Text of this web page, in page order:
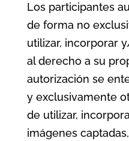
Los participantes
de forma no
utilizar, incorporar
al derecho a su
autorización se
y exclusivamente
de utilizar,
imágenes